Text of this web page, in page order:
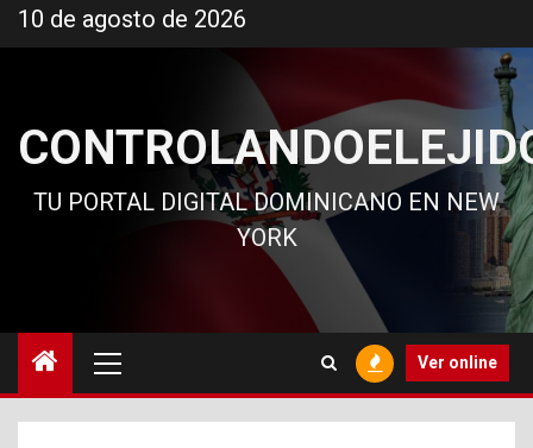
al
10 de agosto de 2026
TU PORTAL DIGITAL DOMINICANO EN NEW
YORK
principal
Ver online